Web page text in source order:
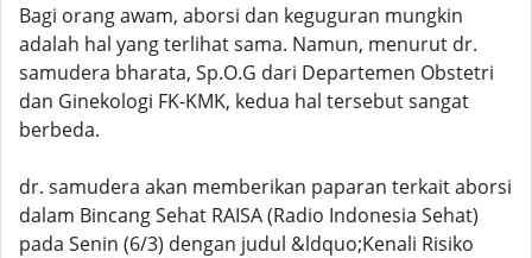
Bagi orang awam, aborsi dan keguguran mungkin
adalah hal yang terlihat sama. Namun, menurut dr.
samudera bharata, Sp.O.G dari Departemen Obstetri
dan Ginekologi FK-KMK, kedua hal tersebut sangat
berbeda.
dr. samudera akan memberikan paparan terkait aborsi
dalam Bincang Sehat RAISA (Radio Indonesia Sehat)
pada Senin (6/3) dengan judul &ldquo;Kenali Risiko